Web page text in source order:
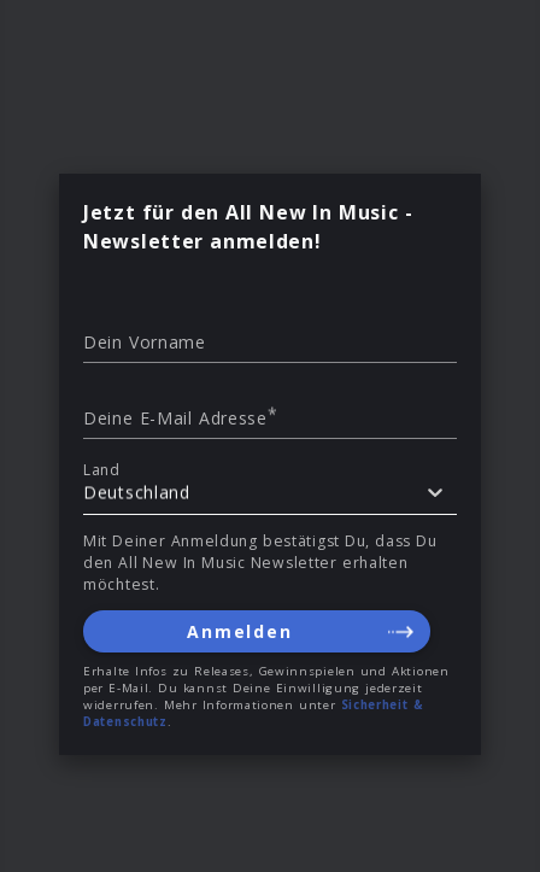
Jetzt für den All New In Music -
Newsletter anmelden!
Dein Vorname
Deine E-Mail Adresse*
Land
Deutschland
Mit Deiner Anmeldung bestätigst Du, dass Du
den All New In Music Newsletter erhalten
möchtest.
Anmelden
Erhalte Infos zu Releases, Gewinnspielen und Aktionen
per E-Mail. Du kannst Deine Einwilligung jederzeit
widerrufen. Mehr Informationen unter Sicherheit &
Datenschutz .